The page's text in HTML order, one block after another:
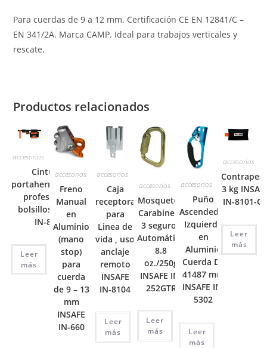
Para cuerdas de 9 a 12 mm. Certificación CE EN 12841/C –
EN 341/2A. Marca CAMP. Ideal para trabajos verticales y
rescate.
Productos relacionados
accesorios
Cinturon
portaherramientas
profesional 6
bolsillos INSAFE
IN-8095
Leer
más
accesorios
Freno
Manual
en
Aluminio
(mano
stop)
para
cuerda
de 9 – 13
mm
INSAFE
IN-660
accesorios
Caja
receptora
para
Linea de
vida , uso
anclaje
remoto
INSAFE
IN-8104
Leer
más
accesorios
Mosquetón
Carabinero
3 seguros
Automático
8.8
oz./250g
INSAFE IN-
252GTR
Leer
más
accesorios
Puño
Ascendedor
Izquierdo
en
Aluminio
Cuerda De
41487 mm
INSAFE IN-
5302
Leer
más
accesorios
3 kg
IN-8101-CP
Leer
más